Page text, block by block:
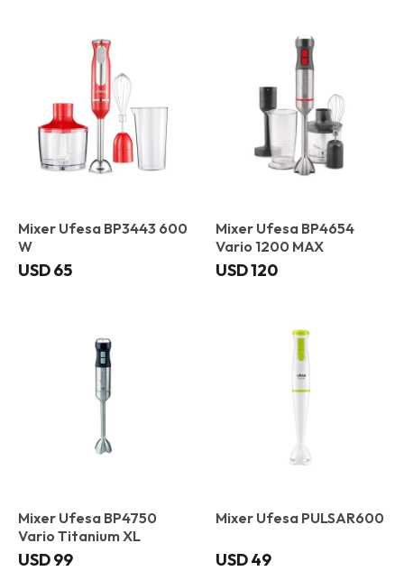
Mixer Ufesa BP3443 600
W
USD65
Mixer Ufesa BP4654
Vario 1200 MAX
USD120
Mixer Ufesa BP4750
Vario Titanium XL
USD99
Mixer Ufesa PULSAR600
USD49